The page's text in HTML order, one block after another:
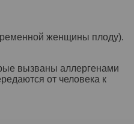
женщины плоду).
вызваны аллергенами
от человека к